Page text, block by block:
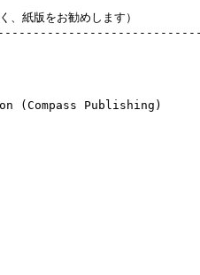
紙版をお勧めします）
(Compass Publishing)